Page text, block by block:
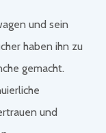
und sein
haben ihn zu
gemacht.
und